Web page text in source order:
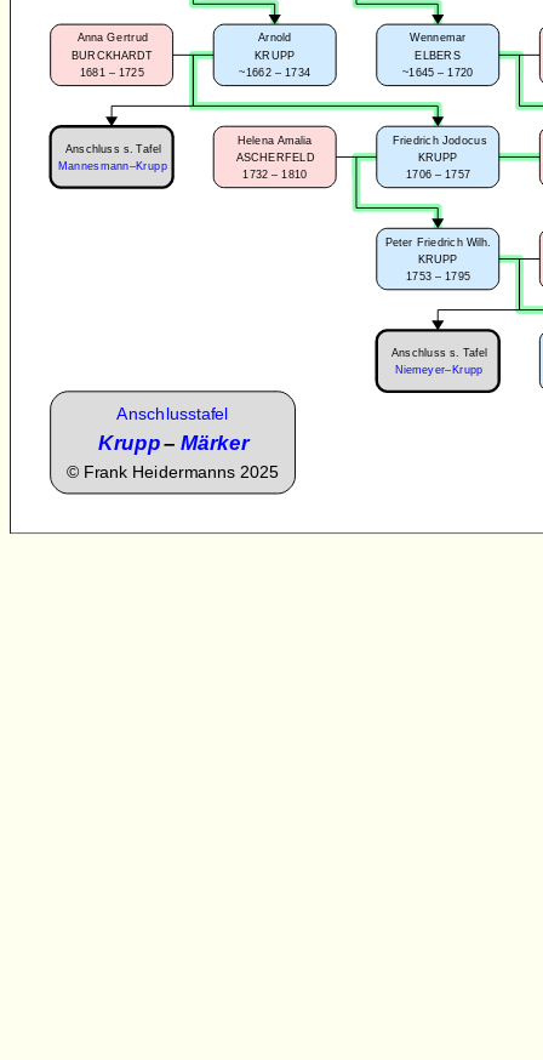
Peter Friedrich Wilh.
KRUPP
1753 – 1795
Friedrich Jodocus
KRUPP
1706 – 1757
Helena Amalia
ASCHERFELD
1732 – 1810
Wennemar
ELBERS
~1645 – 1720
Arnold
KRUPP
~1662 – 1734
Anna Gertrud
BURCKHARDT
1681 – 1725
Anschluss s. Tafel
Mannesmann–Krupp
Anschlusstafel
Krupp–Märker
© Frank Heidermanns 2025
Anschluss s. Tafel
Niemeyer–Krupp